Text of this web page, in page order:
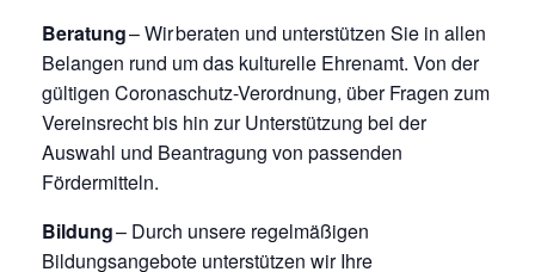
Beratung– Wir beraten und unterstützen Sie in allen
Belangen rund um das kulturelle Ehrenamt. Von der
gültigen Coronaschutz-Verordnung, über Fragen zum
Vereinsrecht bis hin zur Unterstützung bei der
Auswahl und Beantragung von passenden
Fördermitteln.
Bildung– Durch unsere regelmäßigen
Bildungsangebote unterstützen wir Ihre